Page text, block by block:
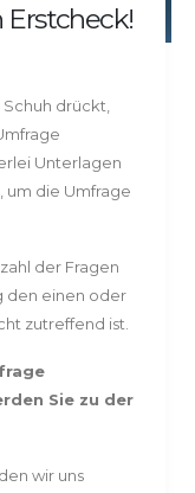
Erstcheck!
drückt,
Unterlagen
um die Umfrage
der Fragen
den einen oder
zutreffend ist.
Sie zu der
wir uns